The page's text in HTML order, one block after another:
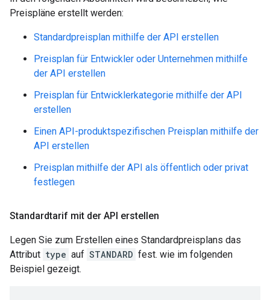
Preispläne erstellt werden:
Standardpreisplan mithilfe der API erstellen
Preisplan für Entwickler oder Unternehmen mithilfe
der API erstellen
Preisplan für Entwicklerkategorie mithilfe der API
erstellen
Einen API-produktspezifischen Preisplan mithilfe der
API erstellen
Preisplan mithilfe der API als öffentlich oder privat
festlegen
Standardtarif mit der API erstellen
Legen Sie zum Erstellen eines Standardpreisplans das
Attribut type auf STANDARD fest. wie im folgenden
Beispiel gezeigt.